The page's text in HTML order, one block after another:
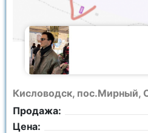
Кисловодск, пос.Мирный,
Продажа:
Цена: